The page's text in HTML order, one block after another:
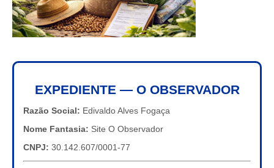
EXPEDIENTE — O OBSERVADOR
Razão Social: Edivaldo Alves Fogaça
Nome Fantasia: Site O Observador
CNPJ: 30.142.607/0001-77